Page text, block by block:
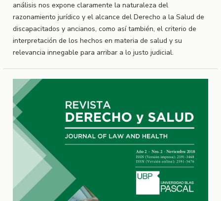
análisis nos expone claramente la naturaleza del
razonamiento jurídico y el alcance del Derecho a la Salud de
discapacitados y ancianos, como así también, el criterio de
interpretación de los hechos en materia de salud y su
relevancia innegable para arribar a lo justo judicial.